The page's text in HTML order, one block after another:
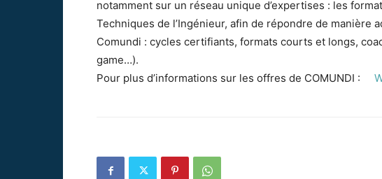
notamment sur un réseau unique d’expertises : les
Techniques de l’Ingénieur, afin de répondre de
Comundi : cycles certifiants, formats courts et longs,
game…).
Pour plus d’informations sur les offres de COMUNDI :